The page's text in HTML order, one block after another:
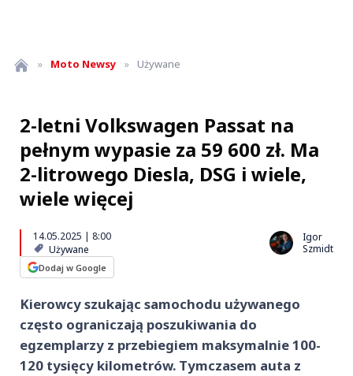
» Moto Newsy » Używane
2-letni Volkswagen Passat na
pełnym wypasie za 59 600 zł. Ma
2-litrowego Diesla, DSG i wiele,
wiele więcej
14.05.2025 | 8:00
Używane
Dodaj w Google
Igor
Szmidt
Kierowcy szukając samochodu używanego
często ograniczają poszukiwania do
egzemplarzy z przebiegiem maksymalnie 100-
120 tysięcy kilometrów. Tymczasem auta z